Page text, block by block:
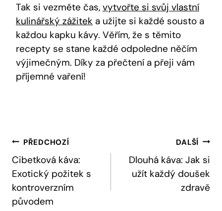
Tak si vezměte čas, vytvořte si svůj vlastní
kulinářský zážitek a užijte si každé sousto a
každou kapku kávy. Věřím, že s těmito
recepty se stane každé odpoledne něčím
výjimečným. Díky za přečtení a přeji vám
příjemné vaření!
Navigace
Pro
Příspěvek
PŘEDCHOZÍ
Cibetková káva:
Exotický požitek s
kontroverzním
původem
DALŠÍ
Dlouhá káva: Jak si
užít každý doušek
zdravě